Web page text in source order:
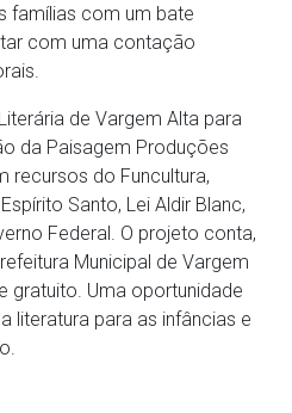
famílias com um bate
com uma contação
de Vargem Alta para
da Paisagem Produções
recursos do Funcultura,
Santo, Lei Aldir Blanc,
Federal. O projeto conta,
Municipal de Vargem
gratuito. Uma oportunidade
literatura para as infâncias e